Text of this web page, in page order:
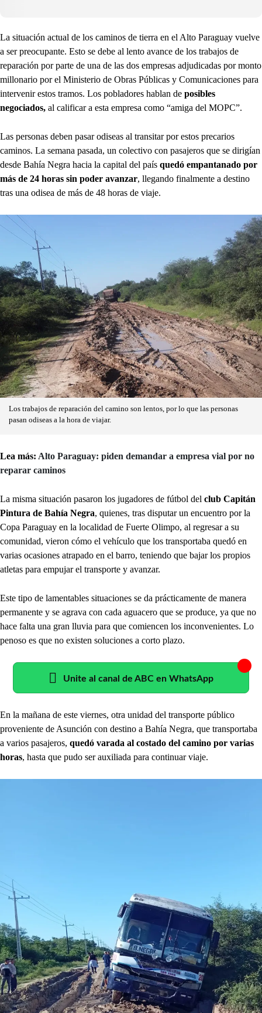
La situación actual de los caminos de tierra en el Alto Paraguay vuelve
a ser preocupante. Esto se debe al lento avance de los trabajos de
reparación por parte de una de las dos empresas adjudicadas por monto
millonario por el Ministerio de Obras Públicas y Comunicaciones para
intervenir estos tramos. Los pobladores hablan de posibles
negociados, al calificar a esta empresa como “amiga del MOPC”.
Las personas deben pasar odiseas al transitar por estos precarios
caminos. La semana pasada, un colectivo con pasajeros que se dirigían
desde Bahía Negra hacia la capital del país quedó empantanado por
más de 24 horas sin poder avanzar, llegando finalmente a destino
tras una odisea de más de 48 horas de viaje.
Los trabajos de reparación del camino son lentos, por lo que las personas
pasan odiseas a la hora de viajar.
Lea más: Alto Paraguay: piden demandar a empresa vial por no
reparar caminos
La misma situación pasaron los jugadores de fútbol del club Capitán
Pintura de Bahía Negra, quienes, tras disputar un encuentro por la
Copa Paraguay en la localidad de Fuerte Olimpo, al regresar a su
comunidad, vieron cómo el vehículo que los transportaba quedó en
varias ocasiones atrapado en el barro, teniendo que bajar los propios
atletas para empujar el transporte y avanzar.
Este tipo de lamentables situaciones se da prácticamente de manera
permanente y se agrava con cada aguacero que se produce, ya que no
hace falta una gran lluvia para que comiencen los inconvenientes. Lo
penoso es que no existen soluciones a corto plazo.
Unite al canal de ABC en WhatsApp
En la mañana de este viernes, otra unidad del transporte público
proveniente de Asunción con destino a Bahía Negra, que transportaba
a varios pasajeros, quedó varada al costado del camino por varias
horas, hasta que pudo ser auxiliada para continuar viaje.